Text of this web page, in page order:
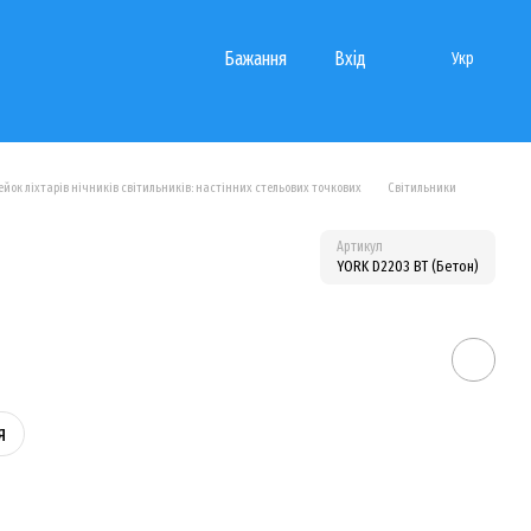
Бажання Вхід Укр
ліхтарів нічників світильників: настінних стельових точкових
Світильники
Артикул
YORK D2203 BT (Бетон)